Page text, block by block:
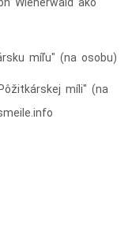
míľu" (na osobu)
míli" (na